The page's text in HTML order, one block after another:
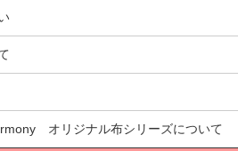
オリジナル布シリーズについて